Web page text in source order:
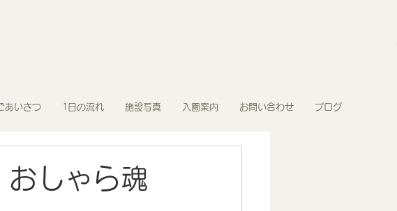
あいさつ 1日の流れ 施設写真 入園案内 お問い合わせ ブログ
しゃら魂